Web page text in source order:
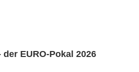
EURO-Pokal 2026